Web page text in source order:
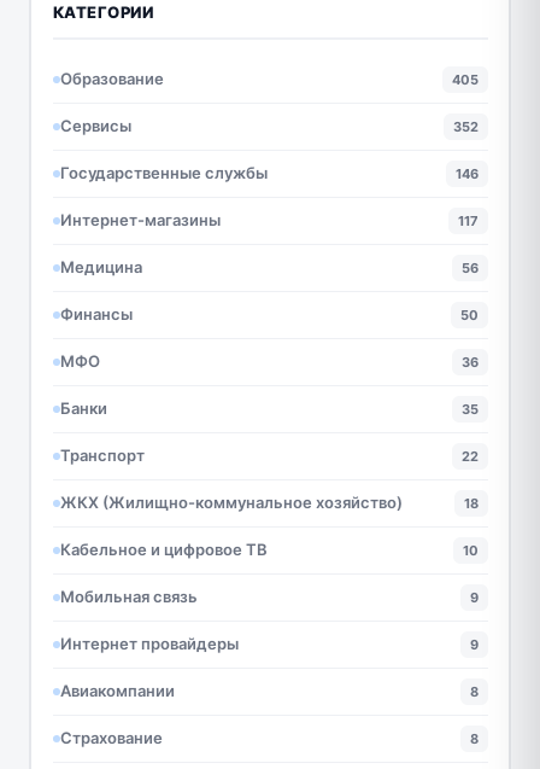
КАТЕГОРИИ
Образование 405
Сервисы 352
Государственные службы 146
Интернет-магазины 117
Медицина 56
Финансы 50
МФО 36
Банки 35
Транспорт 22
ЖКХ (Жилищно-коммунальное хозяйство) 18
Кабельное и цифровое ТВ 10
Мобильная связь 9
Интернет провайдеры 9
Авиакомпании 8
Страхование 8